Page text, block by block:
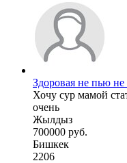
Здоровая не пью
Хочу сур мамой
очень
Жылдыз
700000 руб.
Бишкек
2206